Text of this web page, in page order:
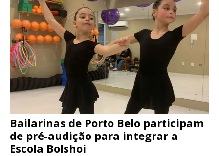
Bailarinas de Porto Belo participam
de pré-audição para integrar a
Escola Bolshoi